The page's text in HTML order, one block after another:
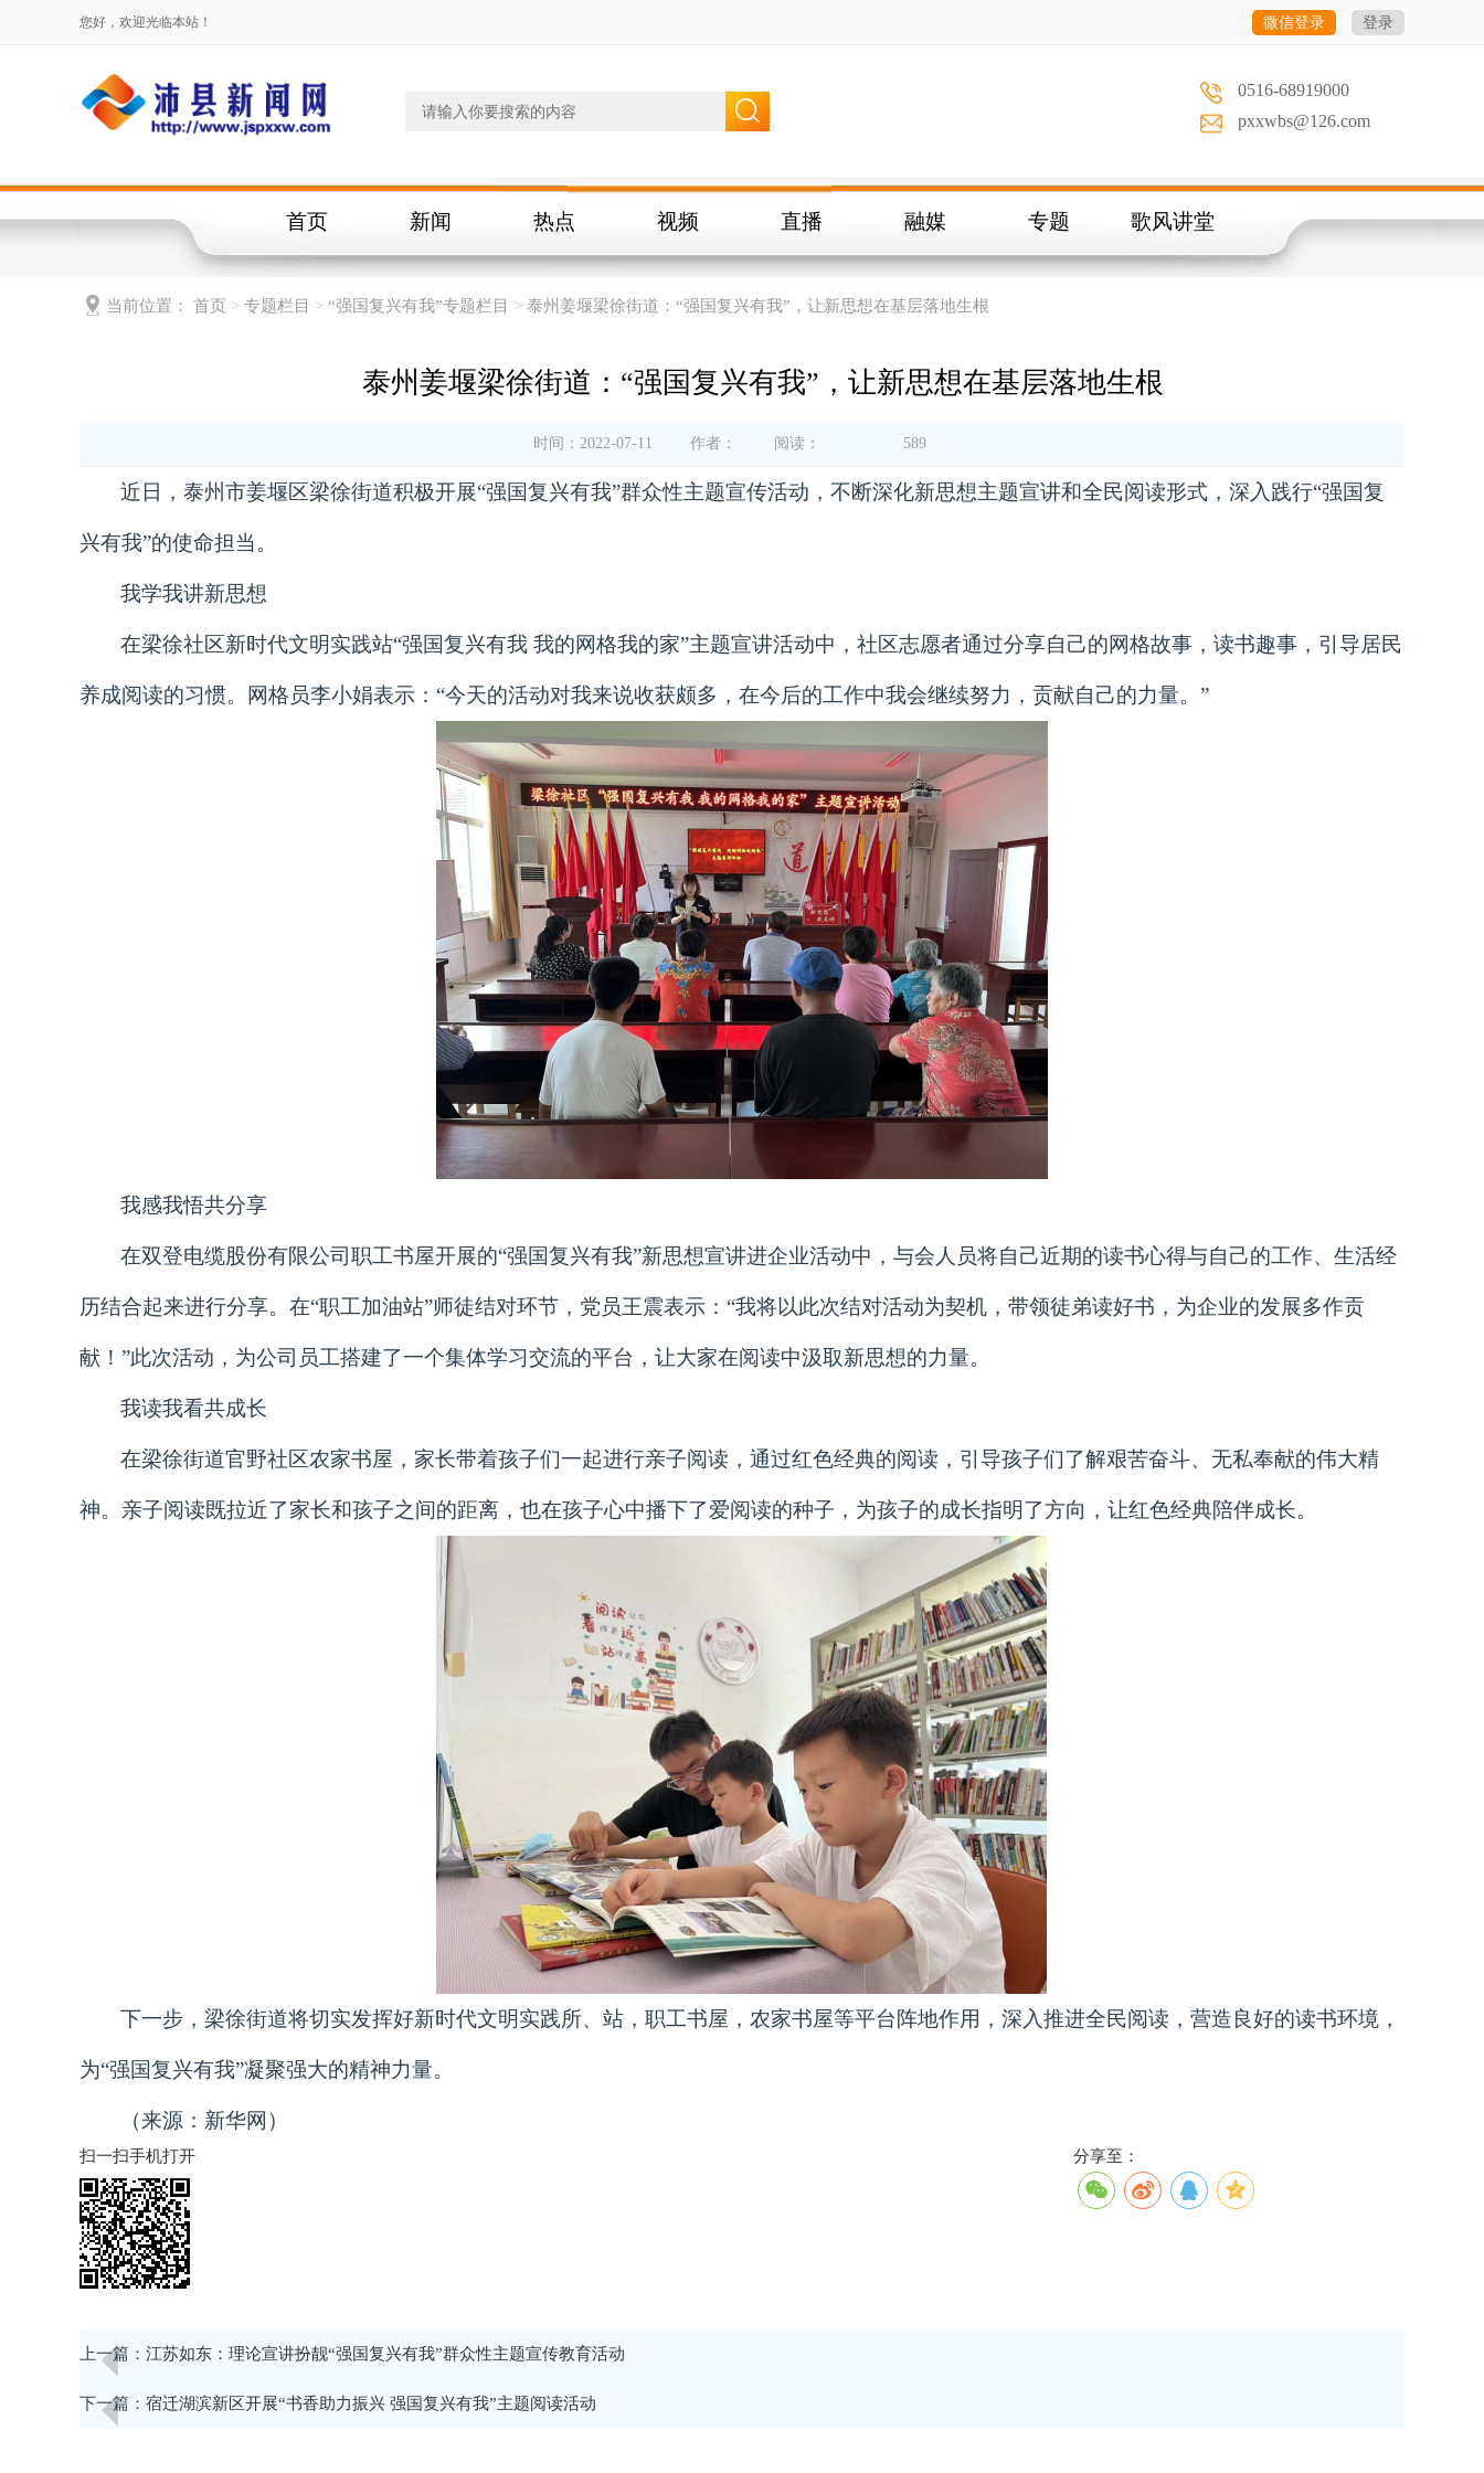
您好，欢迎光临本站！ 微信登录 登录
0516-68919000
pxxwbs@126.com
首页 新闻 热点 视频 直播 融媒 专题 歌风讲堂
当前位置： 首页 > 专题栏目 > “强国复兴有我”专题栏目 > 泰州姜堰梁徐街道：“强国复兴有我”，让新思想在基层落地生根
泰州姜堰梁徐街道：“强国复兴有我”，让新思想在基层落地生根
时间：2022-07-11 作者： 阅读： 589
近日，泰州市姜堰区梁徐街道积极开展“强国复兴有我”群众性主题宣传活动，不断深化新思想主题宣讲和全民阅读形式，深入践行“强国复
兴有我”的使命担当。
我学我讲新思想
在梁徐社区新时代文明实践站“强国复兴有我 我的网格我的家”主题宣讲活动中，社区志愿者通过分享自己的网格故事，读书趣事，引导居民
养成阅读的习惯。网格员李小娟表示：“今天的活动对我来说收获颇多，在今后的工作中我会继续努力，贡献自己的力量。”
我感我悟共分享
在双登电缆股份有限公司职工书屋开展的“强国复兴有我”新思想宣讲进企业活动中，与会人员将自己近期的读书心得与自己的工作、生活经
历结合起来进行分享。在“职工加油站”师徒结对环节，党员王震表示：“我将以此次结对活动为契机，带领徒弟读好书，为企业的发展多作贡
献！”此次活动，为公司员工搭建了一个集体学习交流的平台，让大家在阅读中汲取新思想的力量。
我读我看共成长
在梁徐街道官野社区农家书屋，家长带着孩子们一起进行亲子阅读，通过红色经典的阅读，引导孩子们了解艰苦奋斗、无私奉献的伟大精
神。亲子阅读既拉近了家长和孩子之间的距离，也在孩子心中播下了爱阅读的种子，为孩子的成长指明了方向，让红色经典陪伴成长。
下一步，梁徐街道将切实发挥好新时代文明实践所、站，职工书屋，农家书屋等平台阵地作用，深入推进全民阅读，营造良好的读书环境，
为“强国复兴有我”凝聚强大的精神力量。
（来源：新华网）
分享至：
扫一扫手机打开
上一篇： 江苏如东：理论宣讲扮靓“强国复兴有我”群众性主题宣传教育活动
下一篇： 宿迁湖滨新区开展“书香助力振兴 强国复兴有我”主题阅读活动